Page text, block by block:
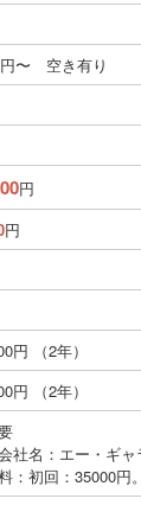
〜 空き有り
円
円
円 （2年）
円 （2年）
社名：エー・ギ
：初回：35000円